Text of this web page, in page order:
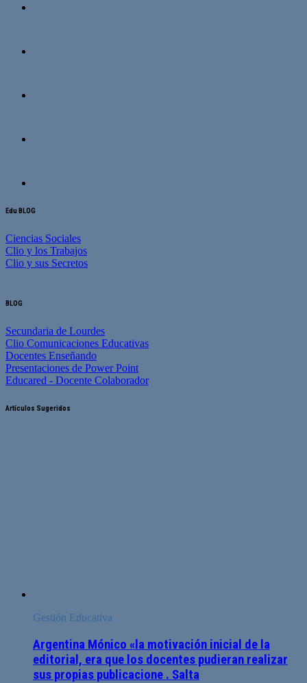
Edu BLOG
Ciencias Sociales
Clio y los Trabajos
Clio y sus Secretos
BLOG
Secundaria de Lourdes
Clio Comunicaciones Educativas
Docentes Enseñando
Presentaciones de Power Point
Educared - Docente Colaborador
Artículos Sugeridos
Gestión Educativa
Argentina Mónico «la motivación inicial de la
editorial, era que los docentes pudieran realizar
sus propias publicacione . Salta